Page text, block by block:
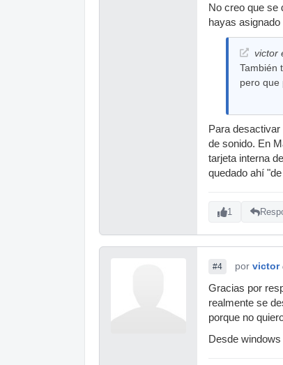
No creo que se
hayas
victor
También
pero que
Para
de sonido. En
tarjeta interna
quedado ahí
1
#4 por victor
Gracias por
realmente se
porque no
Desde